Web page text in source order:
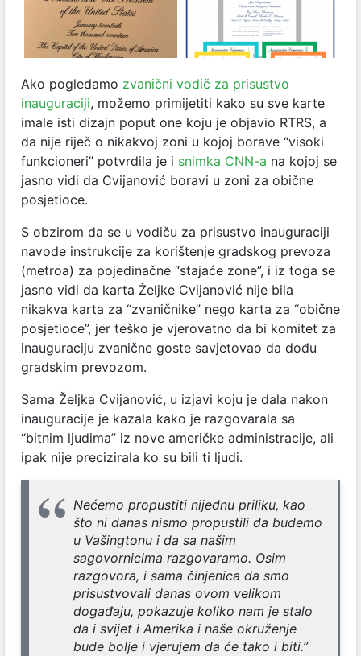
Ako pogledamo zvanični vodič za prisustvo
inauguraciji, možemo primijetiti kako su sve karte
imale isti dizajn poput one koju je objavio RTRS, a
da nije riječ o nikakvoj zoni u kojoj borave “visoki
funkcioneri” potvrdila je i snimka CNN-a na kojoj se
jasno vidi da Cvijanović boravi u zoni za obične
posjetioce.
S obzirom da se u vodiču za prisustvo inauguraciji
navode instrukcije za korištenje gradskog prevoza
(metroa) za pojedinačne “stajaće zone”, i iz toga se
jasno vidi da karta Željke Cvijanović nije bila
nikakva karta za “zvaničnike” nego karta za “obične
posjetioce”, jer teško je vjerovatno da bi komitet za
inauguraciju zvanične goste savjetovao da dođu
gradskim prevozom.
Sama Željka Cvijanović, u izjavi koju je dala nakon
inauguracije je kazala kako je razgovarala sa
“bitnim ljudima” iz nove američke administracije, ali
ipak nije precizirala ko su bili ti ljudi.
Nećemo propustiti nijednu priliku, kao
što ni danas nismo propustili da budemo
u Vašingtonu i da sa našim
sagovornicima razgovaramo. Osim
razgovora, i sama činjenica da smo
prisustvovali danas ovom velikom
događaju, pokazuje koliko nam je stalo
da i svijet i Amerika i naše okruženje
bude bolje i vjerujem da će tako i biti.”